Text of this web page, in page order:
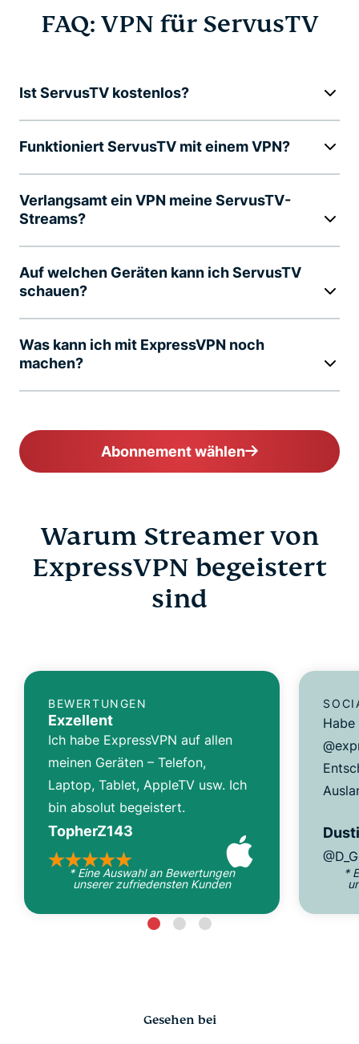
FAQ: VPN für ServusTV
Ist ServusTV kostenlos?
Funktioniert ServusTV mit einem VPN?
Verlangsamt ein VPN meine ServusTV-
Streams?
Auf welchen Geräten kann ich ServusTV
schauen?
Was kann ich mit ExpressVPN noch
machen?
Abonnement wählen
Warum Streamer von
ExpressVPN begeistert
sind
BEWERTUNGEN
Exzellent
Ich habe ExpressVPN auf allen
meinen Geräten – Telefon,
Laptop, Tablet, AppleTV usw. Ich
bin absolut begeistert.
TopherZ143
* Eine Auswahl an Bewertungen
unserer zufriedensten Kunden
*
Gesehen bei